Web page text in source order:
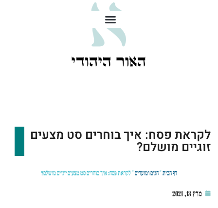
לקראת פסח: איך בוחרים סט מצעים
זוגיים מושלם?
דף הבית»חגים ומועדים»לקראת פסח: איך בוחרים סט מצעים זוגיים מושלם?
מרץ 13, 2021